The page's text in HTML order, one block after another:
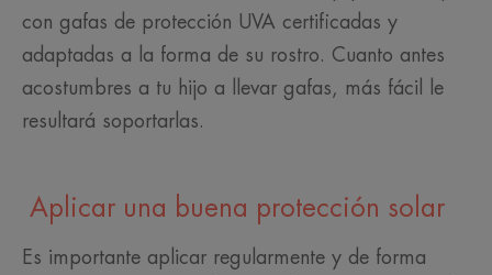
con gafas de protección UVA certificadas y
adaptadas a la forma de su rostro. Cuanto antes
acostumbres a tu hijo a llevar gafas, más fácil le
resultará soportarlas.
Aplicar una buena protección solar
Es importante aplicar regularmente y de forma